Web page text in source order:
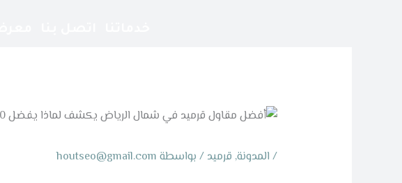
/ المدونة, قرميد / بواسطة houtseo@gmail.com